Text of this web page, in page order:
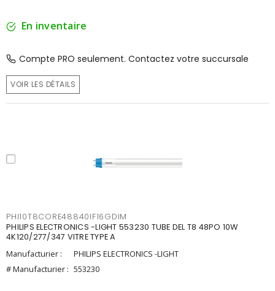
En inventaire
Compte PRO seulement. Contactez votre succursale
VOIR LES DÉTAILS
PHI10T8CORE48840IF16GDIM
PHILIPS ELECTRONICS -LIGHT 553230 TUBE DEL T8 48PO 10W
4K120/277/347 VITRE TYPE A
Manufacturier :
PHILIPS ELECTRONICS -LIGHT
# Manufacturier : 553230